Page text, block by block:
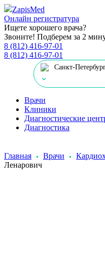
ZapisMed
Онлайн регистратура
Ищете хорошего врача?
Звоните! Подберем за 2
8 (812) 416-97-01
8 (812) 416-97-01
Санкт-
Врачи
Клиники
Диагностические
Диагностика
Главная Врачи
Ленарович